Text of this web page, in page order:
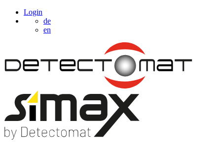
Login
de
en